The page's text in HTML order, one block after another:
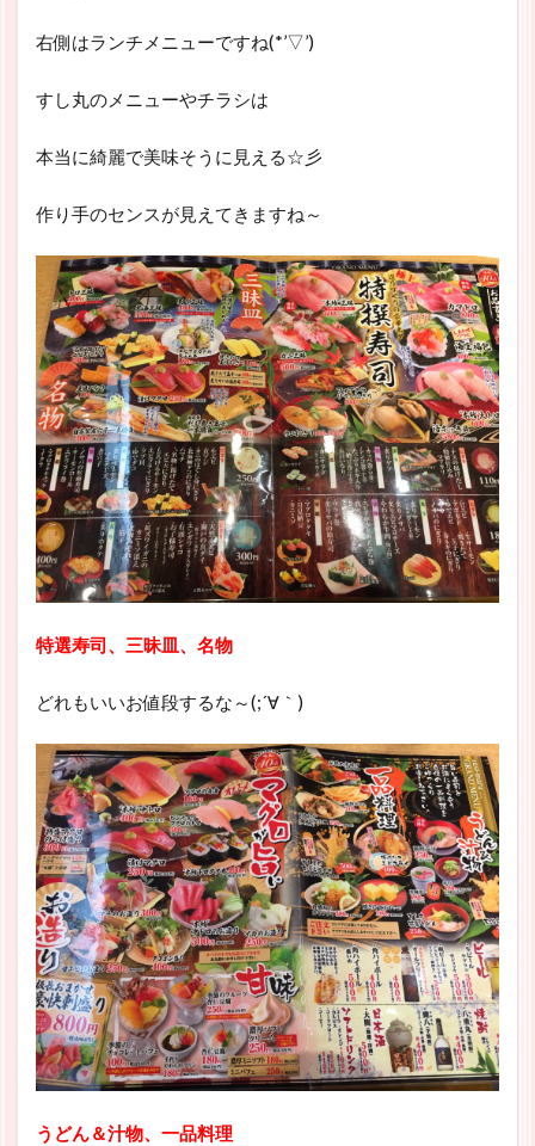
右側はランチメニューですね(*’▽’)
すし丸のメニューやチラシは
本当に綺麗で美味そうに見える☆彡
作り手のセンスが見えてきますね～
特選寿司、三昧皿、名物
どれもいいお値段するな～(;´∀｀)
うどん＆汁物、一品料理